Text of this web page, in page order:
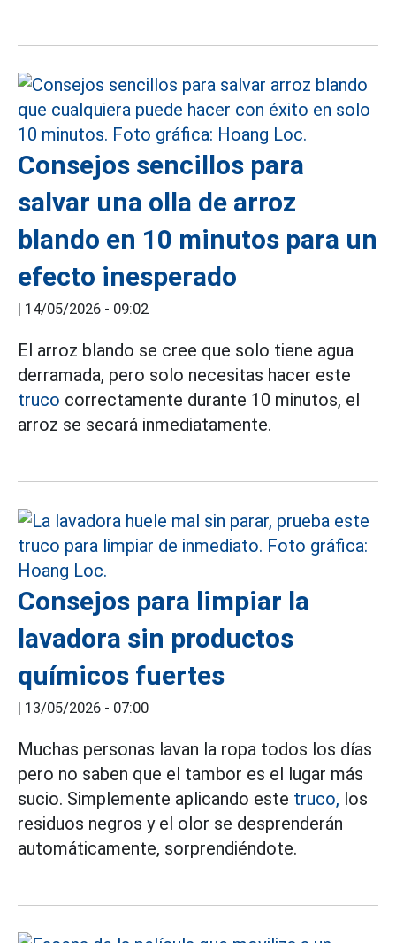
Consejos sencillos para
salvar una olla de arroz
blando en 10 minutos para un
efecto inesperado
| 14/05/2026 - 09:02
El arroz blando se cree que solo tiene agua
derramada, pero solo necesitas hacer este
truco correctamente durante 10 minutos, el
arroz se secará inmediatamente.
Consejos para limpiar la
lavadora sin productos
químicos fuertes
| 13/05/2026 - 07:00
Muchas personas lavan la ropa todos los días
pero no saben que el tambor es el lugar más
sucio. Simplemente aplicando este truco, los
residuos negros y el olor se desprenderán
automáticamente, sorprendiéndote.